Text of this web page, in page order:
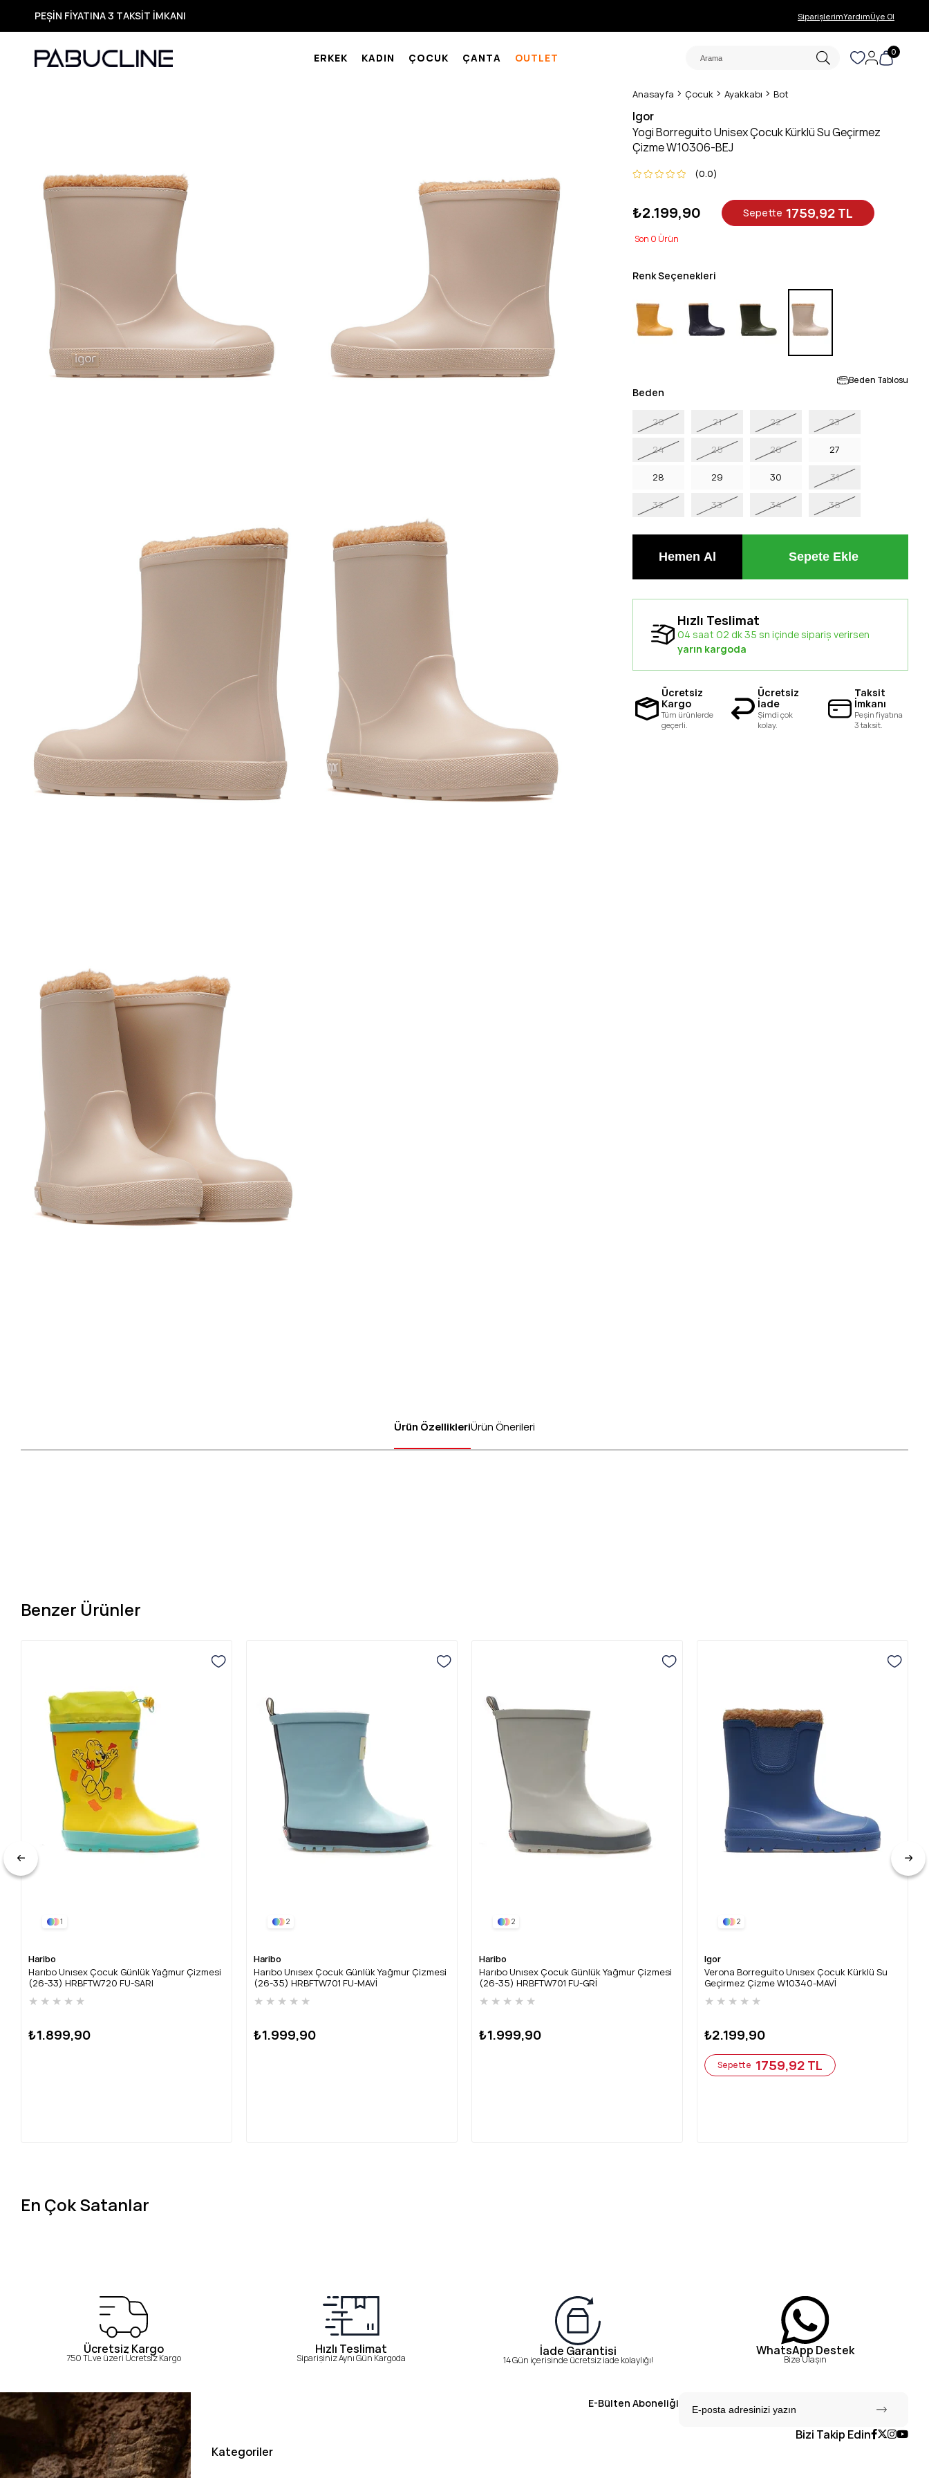
TÜM ÜRÜNLERDE ÜCRETSİZ KARGO
Yeni Sezon Ürünlerde Özel Fırsatlar
Seçili Ürünlerde Hızlı Teslimat
SiparişlerimYardımÜye Ol
ERKEK KADIN ÇOCUK ÇANTA OUTLET 0
Anasayfa Çocuk Ayakkabı Bot
Igor
Yogi Borreguito Unisex Çocuk Kürklü Su Geçirmez
Çizme W10306-BEJ
0.0
₺2.199,90 Sepette 1759,92 TL
0
Renk Seçenekleri
Beden Tablosu
Beden
20 21 22 23
24 25 26 27
28 29 30 31
32 33 34 35
Hızlı Teslimat
04 saat 02 dk 34 sn içinde sipariş verirsen
yarın kargoda
Ücretsiz
Kargo
Tüm ürünlerde
geçerli.
Ücretsiz
İade
Şimdi çok
kolay.
Taksit
İmkanı
Peşin fiyatına
3 taksit.
Ürün ÖzellikleriÜrün Önerileri
Benzer Ürünler
1
Haribo
Harıbo Unısex Çocuk Günlük Yağmur Çizmesi
(26-33) HRBFTW720 FU-SARI
★ ★ ★ ★ ★
₺1.899,90
2
Haribo
Harıbo Unısex Çocuk Günlük Yağmur Çizmesi
(26-35) HRBFTW701 FU-MAVİ
★ ★ ★ ★ ★
₺1.999,90
2
Haribo
Harıbo Unısex Çocuk Günlük Yağmur Çizmesi
(26-35) HRBFTW701 FU-GRİ
★ ★ ★ ★ ★
₺1.999,90
2
Igor
Verona Borreguito Unısex Çocuk Kürklü Su
Geçirmez Çizme W10340-MAVİ
★ ★ ★ ★ ★
₺2.199,90
Sepette 1759,92 TL
En Çok Satanlar
Ücretsiz Kargo
750 TL ve üzeri Ücretsiz Kargo
Hızlı Teslimat
Siparişiniz Aynı Gün Kargoda İade Garantisi
14 Gün içerisinde ücretsiz iade kolaylığı!
WhatsApp Destek
Bize Ulaşın
E-Bülten Aboneliği
Bizi Takip Edin
Kategoriler